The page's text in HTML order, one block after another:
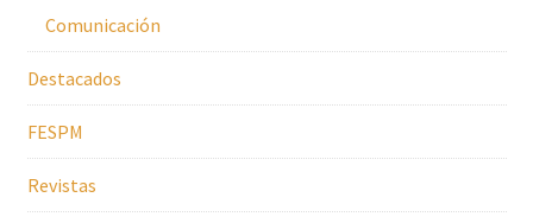
Comunicación
Destacados
FESPM
Revistas